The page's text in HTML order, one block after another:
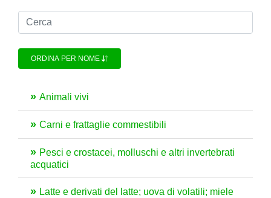
ORDINA PER NOME
Animali vivi
Carni e frattaglie commestibili
Pesci e crostacei, molluschi e altri invertebrati
acquatici
Latte e derivati del latte; uova di volatili; miele